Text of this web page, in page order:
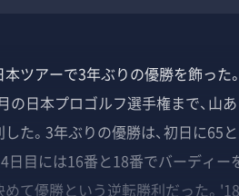
ツアーで3年ぶりの優勝を飾った
日本プロゴルフ選手権まで、山
た。3年ぶりの優勝は、初日に65
日目には16番と18番でバーディ
て優勝という逆転勝利だった。